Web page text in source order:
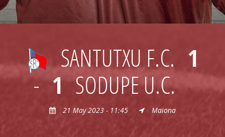
SANTUTXU F.C. 1
- 1 SODUPE U.C.
21 May 2023 - 11:45 Maiona